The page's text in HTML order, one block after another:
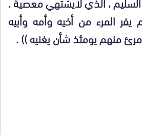
المرء من أخيه وأمه وأبيه
منهم يومئذ شأن يغنيه )) .